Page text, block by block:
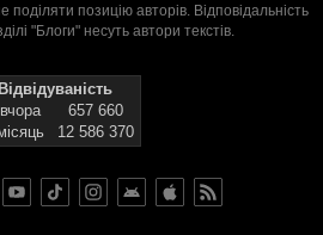
позицію авторів. Відповідальність
"Блоги" несуть автори текстів.
Відвідуваність
657 660
12 586 370